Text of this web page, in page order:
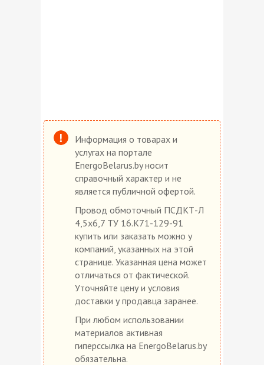
Информация о товарах и
услугах на портале
EnergoBelarus.by носит
справочный характер и не
является публичной офертой.
Провод обмоточный ПСДКТ-Л
4,5х6,7 ТУ 16.К71-129-91
купить или заказать можно у
компаний, указанных на этой
странице. Указанная цена может
отличаться от фактической.
Уточняйте цену и условия
доставки у продавца заранее.
При любом использовании
материалов активная
гиперссылка на EnergoBelarus.by
обязательна.